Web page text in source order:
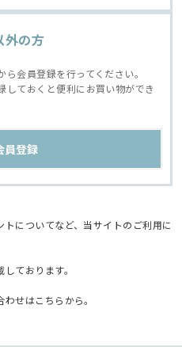
外の方
会員登録を行ってください。
しておくと便利にお買い物ができ
についてなど、当サイトのご利用に
ております。
せはこちらから。